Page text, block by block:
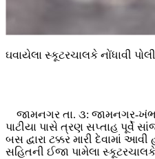
ઘવાયેલા સ્કૂટરચાલકે નોંધાવી
જામનગર તા. ૩: જામનગર-
પાટીયા પાસે ત્રણ સપ્તાહ પૂર્વે
બસ દ્વારા ટક્કર મારી દેવામાં
સહિતની ઈજા પામેલા સ્કૂટરચાલકે